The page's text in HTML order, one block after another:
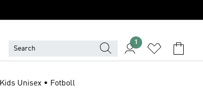
1
Kids Unisex • Fotboll